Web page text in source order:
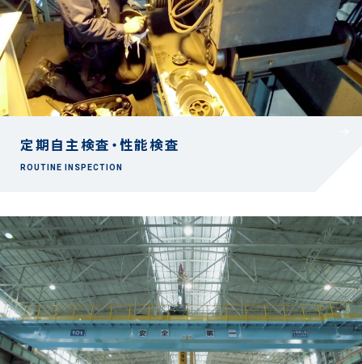
定期自主検査・性能検査
ROUTINE INSPECTION